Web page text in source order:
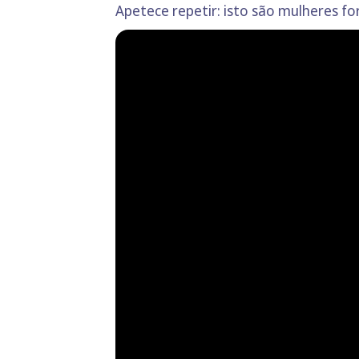
Apetece repetir: isto são mulheres